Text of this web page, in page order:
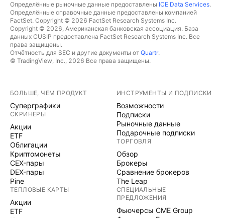
Определённые рыночные данные предоставлены ICE Data Services.
Определённые справочные данные предоставлены компанией
FactSet. Copyright © 2026 FactSet Research Systems Inc.
Copyright © 2026, Американская банковская ассоциация. База
данных CUSIP предоставлена FactSet Research Systems Inc. Все
права защищены.
Отчётность для SEC и другие документы от Quartr.
© TradingView, Inc., 2026 Все права защищены.
БОЛЬШЕ, ЧЕМ ПРОДУКТ
Суперграфики
СКРИНЕРЫ
Акции
ETF
Облигации
Криптомонеты
CEX-пары
DEX-пары
Pine
ТЕПЛОВЫЕ КАРТЫ
Акции
ETF
ИНСТРУМЕНТЫ И ПОДПИСКИ
Возможности
Подписки
Рыночные данные
Подарочные подписки
ТОРГОВЛЯ
Обзор
Брокеры
Сравнение брокеров
The Leap
СПЕЦИАЛЬНЫЕ
ПРЕДЛОЖЕНИЯ
Фьючерсы CME Group